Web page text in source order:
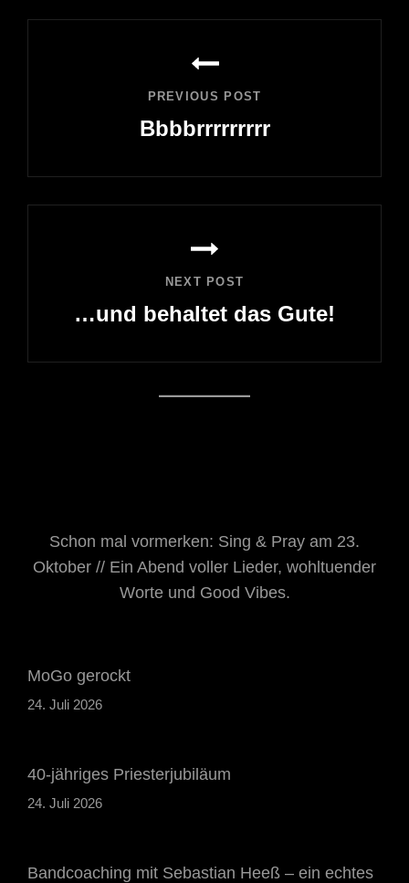
PREVIOUS POST
Bbbbrrrrrrrrr
Post
NEXT POST
…und behaltet das Gute!
Post
Schon mal vormerken: Sing & Pray am 23.
Oktober // Ein Abend voller Lieder, wohltuender
Worte und Good Vibes.
MoGo gerockt
24. Juli 2026
40-jähriges Priesterjubiläum
24. Juli 2026
Bandcoaching mit Sebastian Heeß – ein echtes